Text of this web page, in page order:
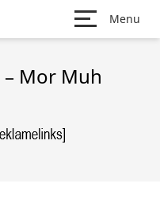
Menu
Mor Muh